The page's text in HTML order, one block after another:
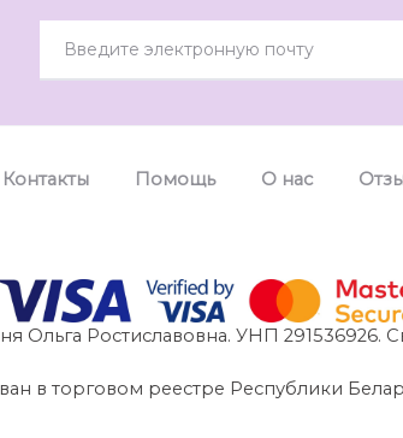
Контакты Помощь О нас
Ольга Ростиславовна. УНП 291536926.
в торговом реестре Республики